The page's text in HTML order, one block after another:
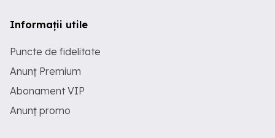
Informații utile
Puncte de fidelitate
Anunț Premium
Abonament VIP
Anunț promo